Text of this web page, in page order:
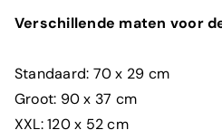
Verschillende maten voor
Standaard: 70 x 29 cm
Groot: 90 x 37 cm
XXL: 120 x 52 cm